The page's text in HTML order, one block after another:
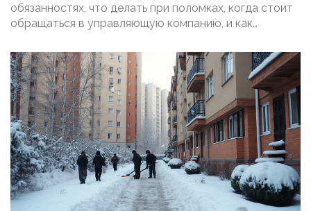
обязанностях, что делать при поломках, когда стоит
обращаться в управляющую компанию, и как
лайфхаками и реальными ситуациями из жизни. Всё —
на понятном языке, с акцентом на практические
советы.